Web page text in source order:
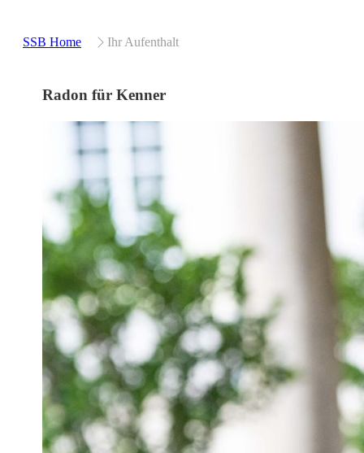
SSB Home Ihr Aufenthalt
Radon für Kenner